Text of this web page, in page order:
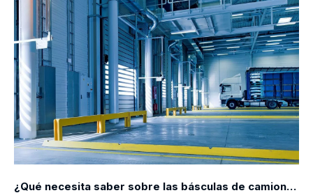
¿Qué necesita saber sobre las básculas de camiones?